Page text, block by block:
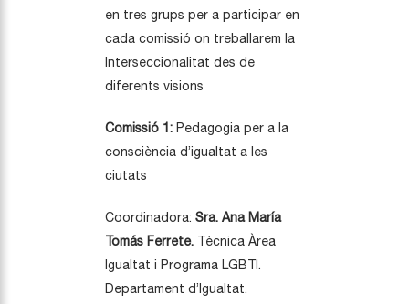
en tres grups per a participar en
cada comissió on treballarem la
Interseccionalitat des de
diferents visions
Comissió 1: Pedagogia per a la
consciència d’igualtat a les
ciutats
Coordinadora: Sra. Ana María
Tomás Ferrete. Tècnica Àrea
Igualtat i Programa LGBTI.
Departament d’Igualtat.